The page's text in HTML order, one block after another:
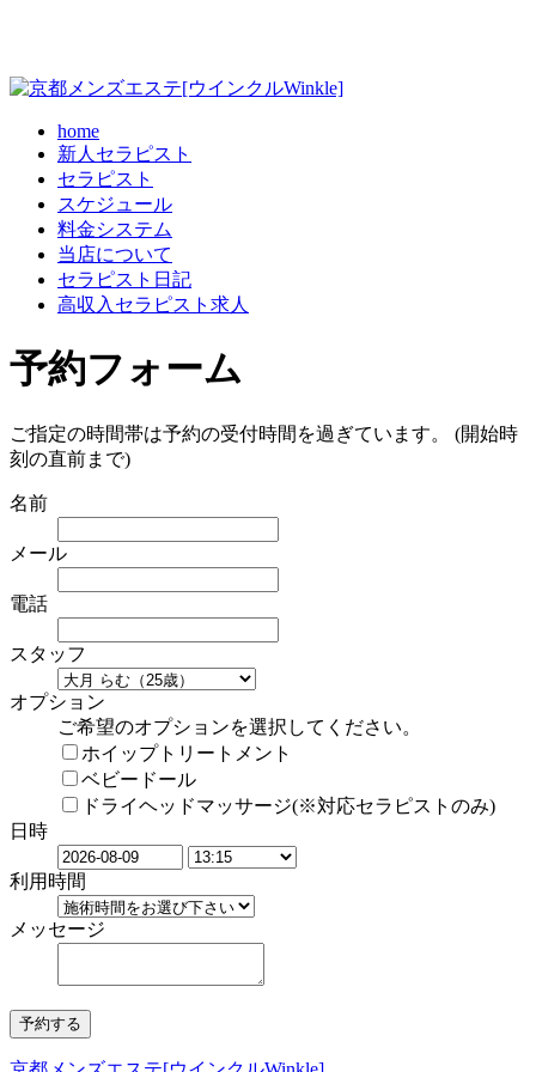
home
新人セラピスト
セラピスト
スケジュール
料金システム
当店について
セラピスト日記
高収入セラピスト求人
予約フォーム
ご指定の時間帯は予約の受付時間を過ぎています。 (開始時
刻の直前まで)
名前
メール
電話
スタッフ
オプション
ご希望のオプションを選択してください。
ホイップトリートメント
ベビードール
ドライヘッドマッサージ(※対応セラピストのみ)
日時
利用時間
メッセージ